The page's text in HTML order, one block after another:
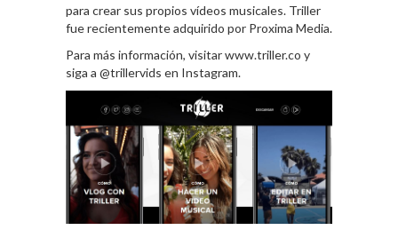
para crear sus propios vídeos musicales. Triller
fue recientemente adquirido por Proxima Media.
Para más información, visitar www.triller.co y
siga a @trillervids en Instagram.